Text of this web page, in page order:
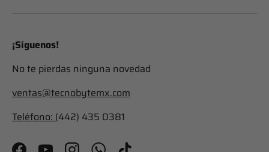
¡Síguenos!
No te pierdas ninguna novedad
ventas@tecnobytemx.com
Teléfono: (442) 435 0381